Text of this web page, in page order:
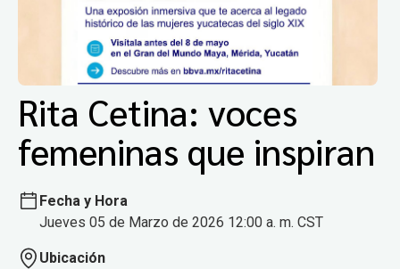
Rita Cetina: voces
femeninas que inspiran
Fecha y Hora
Jueves 05 de Marzo de 2026 12:00 a. m. CST
Ubicación